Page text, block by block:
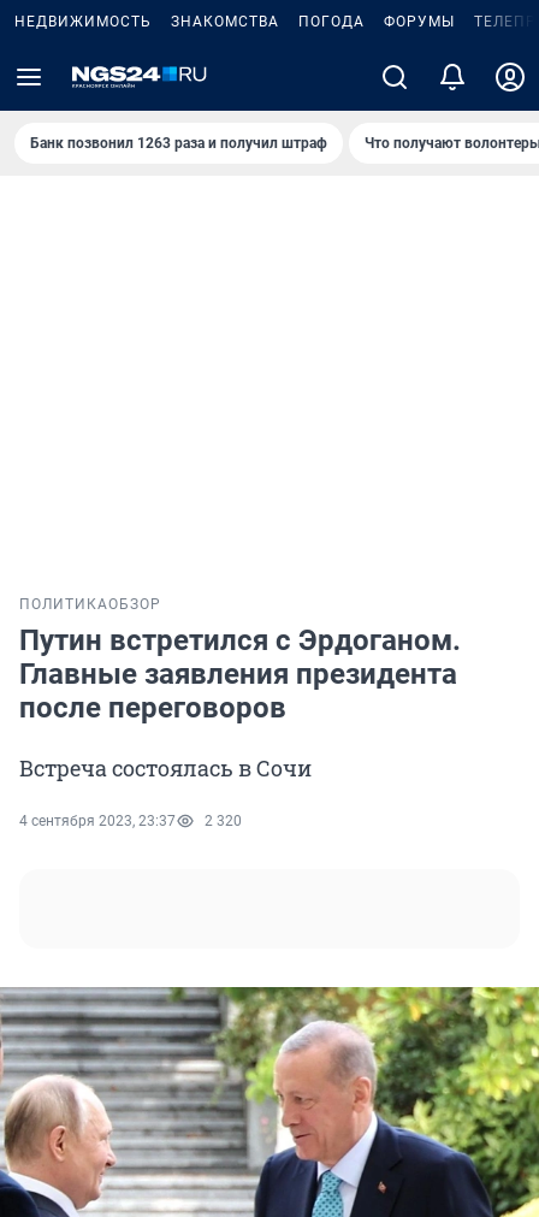
НЕДВИЖИМОСТЬ ЗНАКОМСТВА ПОГОДА ФОРУМЫ
Банк позвонил 1263 раза и получил штраф Что получают
ПОЛИТИКАОБЗОР
Путин встретился с Эрдоганом.
Главные заявления президента
после переговоров
Встреча состоялась в Сочи
4 сентября 2023, 23:37 2 320